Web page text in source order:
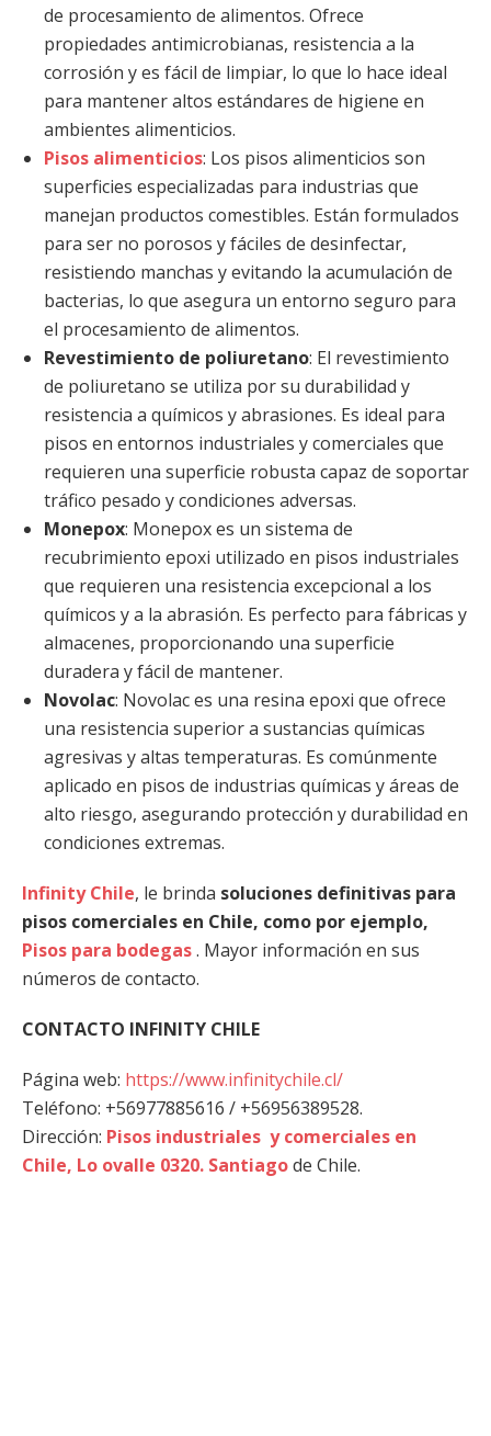
de procesamiento de alimentos. Ofrece
propiedades antimicrobianas, resistencia a la
corrosión y es fácil de limpiar, lo que lo hace ideal
para mantener altos estándares de higiene en
ambientes alimenticios.
Pisos alimenticios: Los pisos alimenticios son
superficies especializadas para industrias que
manejan productos comestibles. Están formulados
para ser no porosos y fáciles de desinfectar,
resistiendo manchas y evitando la acumulación de
bacterias, lo que asegura un entorno seguro para
el procesamiento de alimentos.
Revestimiento de poliuretano: El revestimiento
de poliuretano se utiliza por su durabilidad y
resistencia a químicos y abrasiones. Es ideal para
pisos en entornos industriales y comerciales que
requieren una superficie robusta capaz de soportar
tráfico pesado y condiciones adversas.
Monepox: Monepox es un sistema de
recubrimiento epoxi utilizado en pisos industriales
que requieren una resistencia excepcional a los
químicos y a la abrasión. Es perfecto para fábricas y
almacenes, proporcionando una superficie
duradera y fácil de mantener.
Novolac: Novolac es una resina epoxi que ofrece
una resistencia superior a sustancias químicas
agresivas y altas temperaturas. Es comúnmente
aplicado en pisos de industrias químicas y áreas de
alto riesgo, asegurando protección y durabilidad en
condiciones extremas.
Infinity Chile, le brinda soluciones definitivas para
pisos comerciales en Chile, como por ejemplo,
Pisos para bodegas. Mayor información en sus
números de contacto.
CONTACTO INFINITY CHILE
Página web: https://www.infinitychile.cl/
Teléfono: +56977885616 / +56956389528.
Dirección: Pisos industriales y comerciales en
Chile, Lo ovalle 0320. Santiagode Chile.